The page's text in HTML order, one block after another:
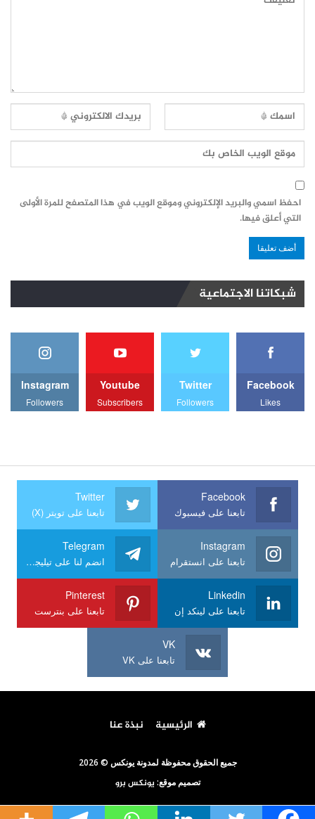
احفظ اسمي والبريد الإلكتروني وموقع الويب في هذا المتصفح للمرة الأولى
التي أعلق فيها.
شبكاتنا الاجتماعية
Facebook
Likes
Twitter
Followers
Youtube
Subscribers
Instagram
Followers
Facebook
تابعنا على فيسبوك
Twitter
تابعنا على تويتر (X)
Instagram
تابعنا على انستقرام
Telegram
انضم لنا على تيليجرام
Linkedin
تابعنا على لينكد إن
Pinterest
تابعنا على بنترست
VK
تابعنا على VK
الرئيسية نبذة عنا
جميع الحقوق محفوظة لمدونة يونكس © 2026
تصميم موقع: يونكس برو